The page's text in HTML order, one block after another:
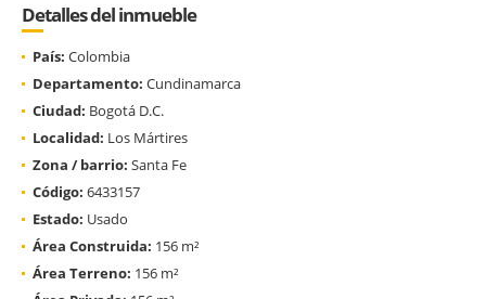
Detalles del inmueble
País: Colombia
Departamento: Cundinamarca
Ciudad: Bogotá D.C.
Localidad: Los Mártires
Zona / barrio: Santa Fe
Código: 6433157
Estado: Usado
Área Construida: 156 m²
Área Terreno: 156 m²